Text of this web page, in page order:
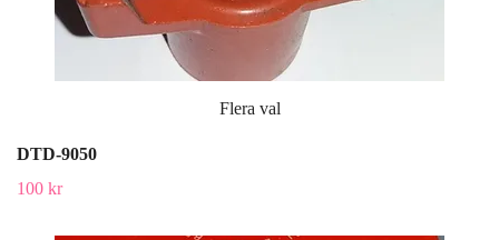
Flera val
DTD-9050
100 kr